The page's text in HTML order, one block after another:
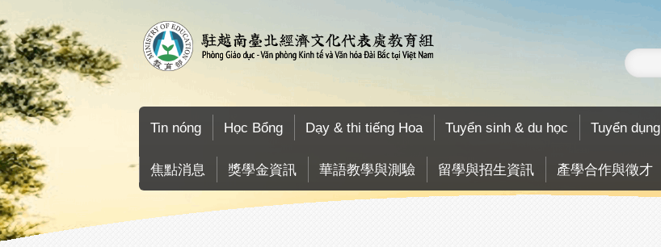
Tin nóng Học Bổng Dạy & thi tiếng Hoa Tuyển sinh & du học Tuyển dụng
焦點消息 獎學金資訊 華語教學與測驗 留學與招生資訊 產學合作與徵才